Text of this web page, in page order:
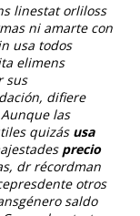
linestat orliloss
ni amarte con
usa todos
elimens
sus
difiere
Aunque las
quizás usa
precio
dr récordman
otros
saldo